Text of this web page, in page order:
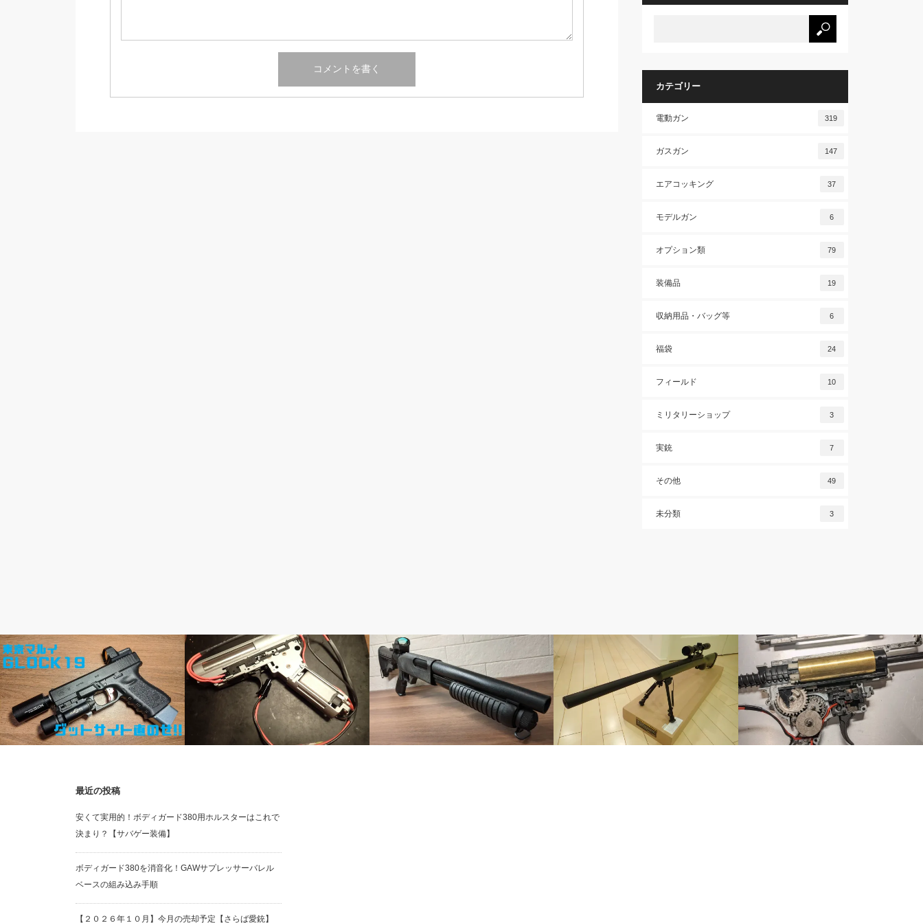
カテゴリー
電動ガン 319
ガスガン 147
エアコッキング 37
モデルガン 6
オプション類 79
装備品 19
収納用品・バッグ等 6
福袋 24
フィールド 10
ミリタリーショップ 3
実銃 7
その他 49
未分類 3
【カスタム】東京マルイG19にダットサ
イト直載せじゃ！！
【G&G RK47】配線＆ヒューズの変更で
最近の投稿
安くて実用的！ボディガード380用ホルスターはこれで
決まり？【サバゲー装備】
ボディガード380を消音化！GAWサプレッサーバレル
ベースの組み込み手順
【２０２６年１０月】今月の売却予定【さらば愛銃】